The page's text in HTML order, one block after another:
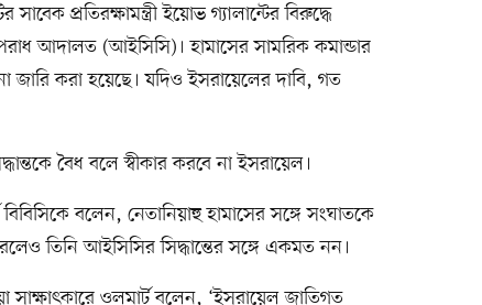
প্রতিরক্ষামন্ত্রী ইয়োভ গ্যালান্টের বিরুদ্ধে
আদালত (আইসিসি)। হামাসের সামরিক কমান্ডার
জারি করা হয়েছে। যদিও ইসরায়েলের দাবি, গত
বৈধ বলে স্বীকার করবে না ইসরায়েল।
বলেন, নেতানিয়াহু হামাসের সঙ্গে সংঘাতকে
তিনি আইসিসির সিদ্ধান্তের সঙ্গে একমত নন।
সাক্ষাৎকারে ওলমার্ট বলেন, ‘ইসরায়েল জাতিগত